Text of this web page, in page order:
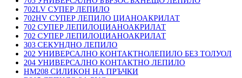
702LV СУПЕР ЛЕПИЛО
702HV СУПЕР ЛЕПИЛО ЦИАНОАКРИЛАТ
702 СУПЕР ЛЕПИЛОЦИАНОАКРИЛАТ
702 СУПЕР ЛЕПИЛОЦИАНОАКРИЛАТ
303 СЕКУНДНО ЛЕПИЛО
202 УНИВЕРСАЛНО КОНТАКТНОЛЕПИЛО БЕЗ ТОЛУОЛ
204 УНИВЕРСАЛНО КОНТАКТНО ЛЕПИЛО
HM208 СИЛИКОН НА ПРЪЧКИ